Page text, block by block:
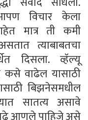
विचार केला
मात्र ती कमी
त्याबाबतचा
दिसला. व्हॅल्यू
वाढेल यासाठी
बिझनेसमधील
सातत्य असावे